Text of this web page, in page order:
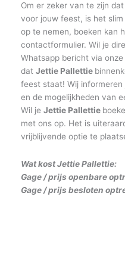
Om er zeker van te zijn dat
voor jouw feest, is het
op te nemen, boeken kan
contactformulier. Wil je
Whatsapp bericht via
dat Jettie Pallettie
feest staat! Wij
en de mogelijkheden van
Wil je Jettie Pallettie
met ons op. Het is
vrijblijvende optie te
Wat kost Jettie Pallettie:
Gage / prijs openbare
Gage / prijs besloten